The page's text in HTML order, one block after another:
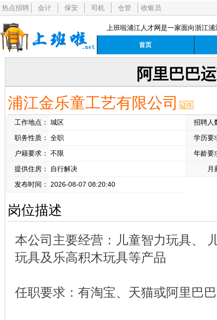
热点招聘 会计 保安 司机 仓管 收银员
上班啦浦江人才网是一家面向浙江
首页
阿里巴巴
浦江金乐童工艺有限公司
工作地点： 城区
招聘人
职务性质：
全职
学历要
户籍要求：
不限
年龄要
提供住房：
自行解决
月
发布时间：
2026-08-07 08:20:40
岗位描述
本公司主要经营：儿童智力玩具、
玩具及乐高积木玩具等产品
任职要求：有淘宝、天猫或阿里巴